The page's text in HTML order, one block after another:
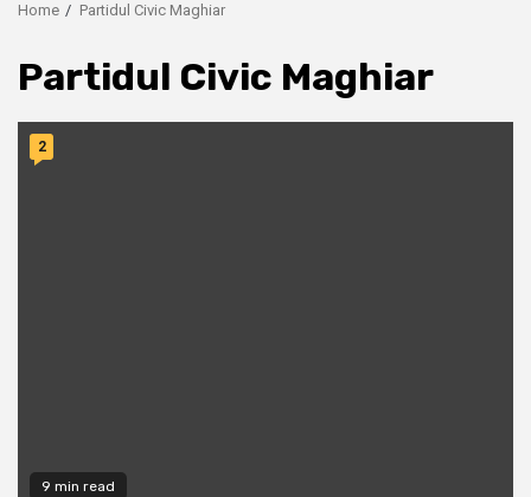
Home Partidul Civic Maghiar
Partidul Civic Maghiar
9 min read
2